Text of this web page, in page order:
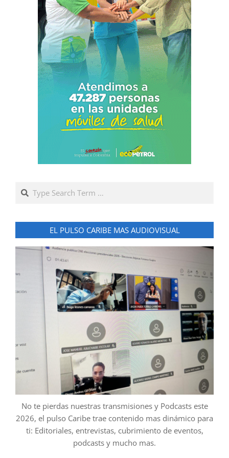
Search
EL PULSO CARIBE MAS AUDIOVISUAL
No te pierdas nuestras transmisiones y Podcasts este
2026, el pulso Caribe trae contenido mas dinámico para
ti: Editoriales, entrevistas, cubrimiento de eventos,
podcasts y mucho mas.